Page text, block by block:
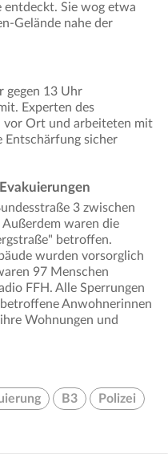
entdeckt. Sie wog etwa
Gelände nahe der
gegen 13 Uhr
Experten des
vor Ort und arbeiteten mit
Entschärfung sicher
3 zwischen
Außerdem waren die
betroffen.
wurden vorsorglich
97 Menschen
FFH. Alle Sperrungen
Anwohnerinnen
Wohnungen und
B3 Polizei